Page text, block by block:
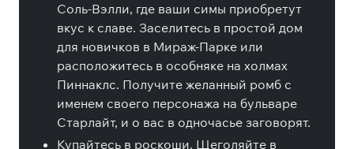
Соль-Вэлли, где ваши симы приобретут
вкус к славе. Заселитесь в простой дом
для новичков в Мираж-Парке или
расположитесь в особняке на холмах
Пиннаклс. Получите желанный ромб с
именем своего персонажа на бульваре
Старлайт, и о вас в одночасье заговорят.
Купайтесь в роскоши. Щеголяйте в